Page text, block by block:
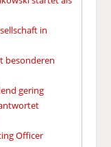
in
besonderen
gering
Officer